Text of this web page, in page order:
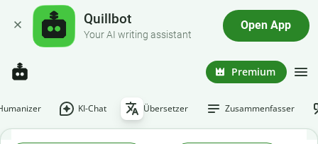
Quillbot
Your AI writing assistant
Open App
Premium
KI-Chat Übersetzer Zusammenfasser